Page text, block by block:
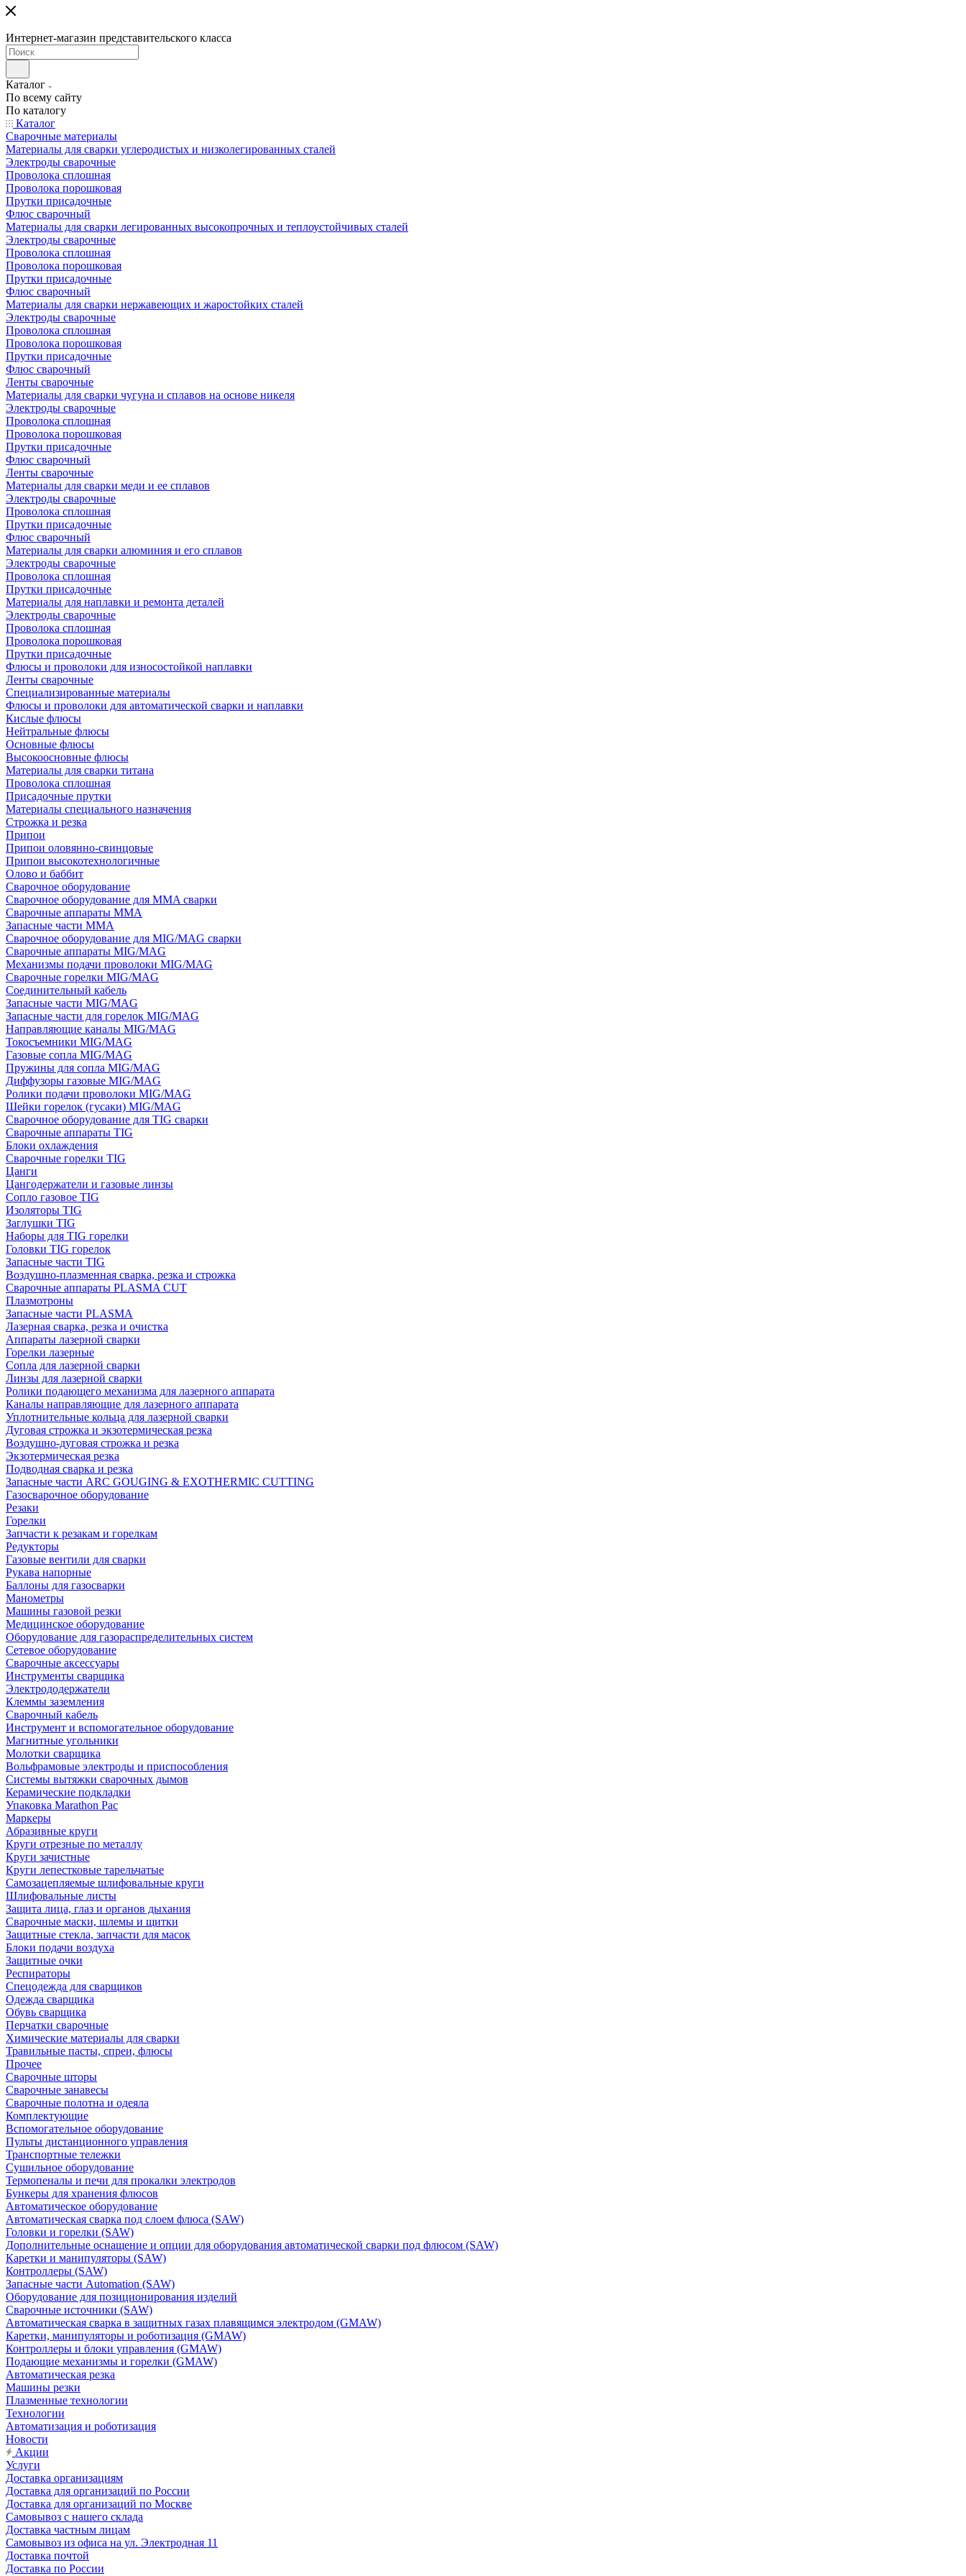
Интернет-магазин представительского класса
Каталог
По всему сайту
По каталогу
Каталог
Сварочные материалы
Материалы для сварки углеродистых и низколегированных сталей
Электроды сварочные
Проволока сплошная
Проволока порошковая
Прутки присадочные
Флюс сварочный
Материалы для сварки легированных высокопрочных и теплоустойчивых сталей
Электроды сварочные
Проволока сплошная
Проволока порошковая
Прутки присадочные
Флюс сварочный
Материалы для сварки нержавеющих и жаростойких сталей
Электроды сварочные
Проволока сплошная
Проволока порошковая
Прутки присадочные
Флюс сварочный
Ленты сварочные
Материалы для сварки чугуна и сплавов на основе никеля
Электроды сварочные
Проволока сплошная
Проволока порошковая
Прутки присадочные
Флюс сварочный
Ленты сварочные
Материалы для сварки меди и ее сплавов
Электроды сварочные
Проволока сплошная
Прутки присадочные
Флюс сварочный
Материалы для сварки алюминия и его сплавов
Электроды сварочные
Проволока сплошная
Прутки присадочные
Материалы для наплавки и ремонта деталей
Электроды сварочные
Проволока сплошная
Проволока порошковая
Прутки присадочные
Флюсы и проволоки для износостойкой наплавки
Ленты сварочные
Специализированные материалы
Флюсы и проволоки для автоматической сварки и наплавки
Кислые флюсы
Нейтральные флюсы
Основные флюсы
Высокоосновные флюсы
Материалы для сварки титана
Проволока сплошная
Присадочные прутки
Материалы специального назначения
Строжка и резка
Припои
Припои оловянно-свинцовые
Припои высокотехнологичные
Олово и баббит
Сварочное оборудование
Сварочное оборудование для MMA сварки
Сварочные аппараты MMA
Запасные части MMA
Сварочное оборудование для MIG/MAG сварки
Сварочные аппараты MIG/MAG
Механизмы подачи проволоки MIG/MAG
Сварочные горелки MIG/MAG
Соединительный кабель
Запасные части MIG/MAG
Запасные части для горелок MIG/MAG
Направляющие каналы MIG/MAG
Токосъемники MIG/MAG
Газовые сопла MIG/MAG
Пружины для сопла MIG/MAG
Диффузоры газовые MIG/MAG
Ролики подачи проволоки MIG/MAG
Шейки горелок (гусаки) MIG/MAG
Сварочное оборудование для TIG сварки
Сварочные аппараты TIG
Блоки охлаждения
Сварочные горелки TIG
Цанги
Цангодержатели и газовые линзы
Сопло газовое TIG
Изоляторы TIG
Заглушки TIG
Наборы для TIG горелки
Головки TIG горелок
Запасные части TIG
Воздушно-плазменная сварка, резка и строжка
Сварочные аппараты PLASMA CUT
Плазмотроны
Запасные части PLASMA
Лазерная сварка, резка и очистка
Аппараты лазерной сварки
Горелки лазерные
Сопла для лазерной сварки
Линзы для лазерной сварки
Ролики подающего механизма для лазерного аппарата
Каналы направляющие для лазерного аппарата
Уплотнительные кольца для лазерной сварки
Дуговая строжка и экзотермическая резка
Воздушно-дуговая строжка и резка
Экзотермическая резка
Подводная сварка и резка
Запасные части ARC GOUGING & EXOTHERMIC CUTTING
Газосварочное оборудование
Резаки
Горелки
Запчасти к резакам и горелкам
Редукторы
Газовые вентили для сварки
Рукава напорные
Баллоны для газосварки
Манометры
Машины газовой резки
Медицинское оборудование
Оборудование для газораспределительных систем
Сетевое оборудование
Сварочные аксессуары
Инструменты сварщика
Электрододержатели
Клеммы заземления
Сварочный кабель
Инструмент и вспомогательное оборудование
Магнитные угольники
Молотки сварщика
Вольфрамовые электроды и приспособления
Системы вытяжки сварочных дымов
Керамические подкладки
Упаковка Marathon Pac
Маркеры
Абразивные круги
Круги отрезные по металлу
Круги зачистные
Круги лепестковые тарельчатые
Самозацепляемые шлифовальные круги
Шлифовальные листы
Защита лица, глаз и органов дыхания
Сварочные маски, шлемы и щитки
Защитные стекла, запчасти для масок
Блоки подачи воздуха
Защитные очки
Респираторы
Спецодежда для сварщиков
Одежда сварщика
Обувь сварщика
Перчатки сварочные
Химические материалы для сварки
Травильные пасты, спреи, флюсы
Прочее
Сварочные шторы
Сварочные занавесы
Сварочные полотна и одеяла
Комплектующие
Вспомогательное оборудование
Пульты дистанционного управления
Транспортные тележки
Сушильное оборудование
Термопеналы и печи для прокалки электродов
Бункеры для хранения флюсов
Автоматическое оборудование
Автоматическая сварка под слоем флюса (SAW)
Головки и горелки (SAW)
Дополнительные оснащение и опции для оборудования автоматической сварки под флюсом (SAW)
Каретки и манипуляторы (SAW)
Контроллеры (SAW)
Запасные части Automation (SAW)
Оборудование для позиционирования изделий
Сварочные источники (SAW)
Автоматическая сварка в защитных газах плавящимся электродом (GMAW)
Каретки, манипуляторы и роботизация (GMAW)
Контроллеры и блоки управления (GMAW)
Подающие механизмы и горелки (GMAW)
Автоматическая резка
Машины резки
Плазменные технологии
Технологии
Автоматизация и роботизация
Новости
Акции
Услуги
Доставка организациям
Доставка для организаций по России
Доставка для организаций по Москве
Самовывоз с нашего склада
Доставка частным лицам
Самовывоз из офиса на ул. Электродная 11
Доставка почтой
Доставка по России